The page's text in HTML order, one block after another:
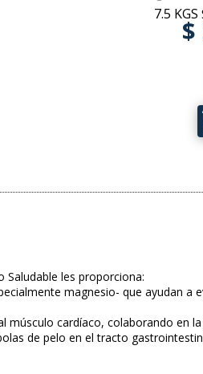
7.5 KGS
$
Saludable les proporciona:
magnesio- que ayudan a
cardíaco, colaborando en
de pelo en el tracto